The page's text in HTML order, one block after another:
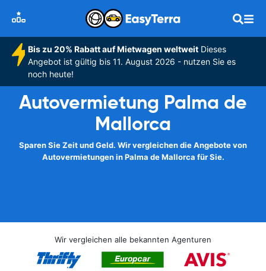
Bis zu 20% Rabatt auf Mietwagen weltweitDieses
Angebot ist gültig bis 11. August 2026 - nutzen Sie es
noch heute!
Autovermietung Palma de
Mallorca
Sparen Sie Zeit und Geld. Wir vergleichen die Angebote von
Autovermietungen in Palma de Mallorca für Sie.
Wir vergleichen alle bekannten Agenturen